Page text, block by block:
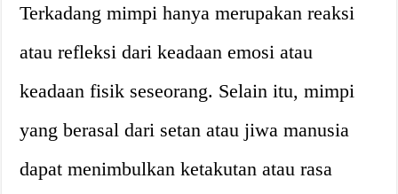
Terkadang mimpi hanya merupakan reaksi
atau refleksi dari keadaan emosi atau
keadaan fisik seseorang. Selain itu, mimpi
yang berasal dari setan atau jiwa manusia
dapat menimbulkan ketakutan atau rasa